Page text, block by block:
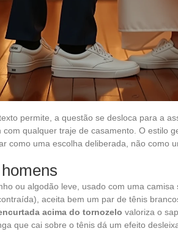
permite, a questão se desloca para a
com qualquer traje de casamento. O estilo
como uma escolha deliberada, não como
ou algodão leve, usado com uma
aceita bem um par de tênis
acima do tornozelo valoriza o
que cai sobre o tênis dá um efeito